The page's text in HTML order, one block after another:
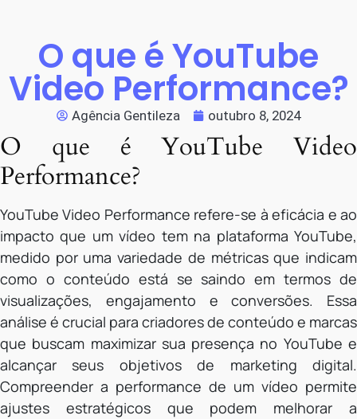
O que é YouTube
Video Performance?
Agência Gentileza outubro 8, 2024
O que é YouTube Video
Performance?
YouTube Video Performance refere-se à eficácia e ao
impacto que um vídeo tem na plataforma YouTube,
medido por uma variedade de métricas que indicam
como o conteúdo está se saindo em termos de
visualizações, engajamento e conversões. Essa
análise é crucial para criadores de conteúdo e marcas
que buscam maximizar sua presença no YouTube e
alcançar seus objetivos de marketing digital.
Compreender a performance de um vídeo permite
ajustes estratégicos que podem melhorar a